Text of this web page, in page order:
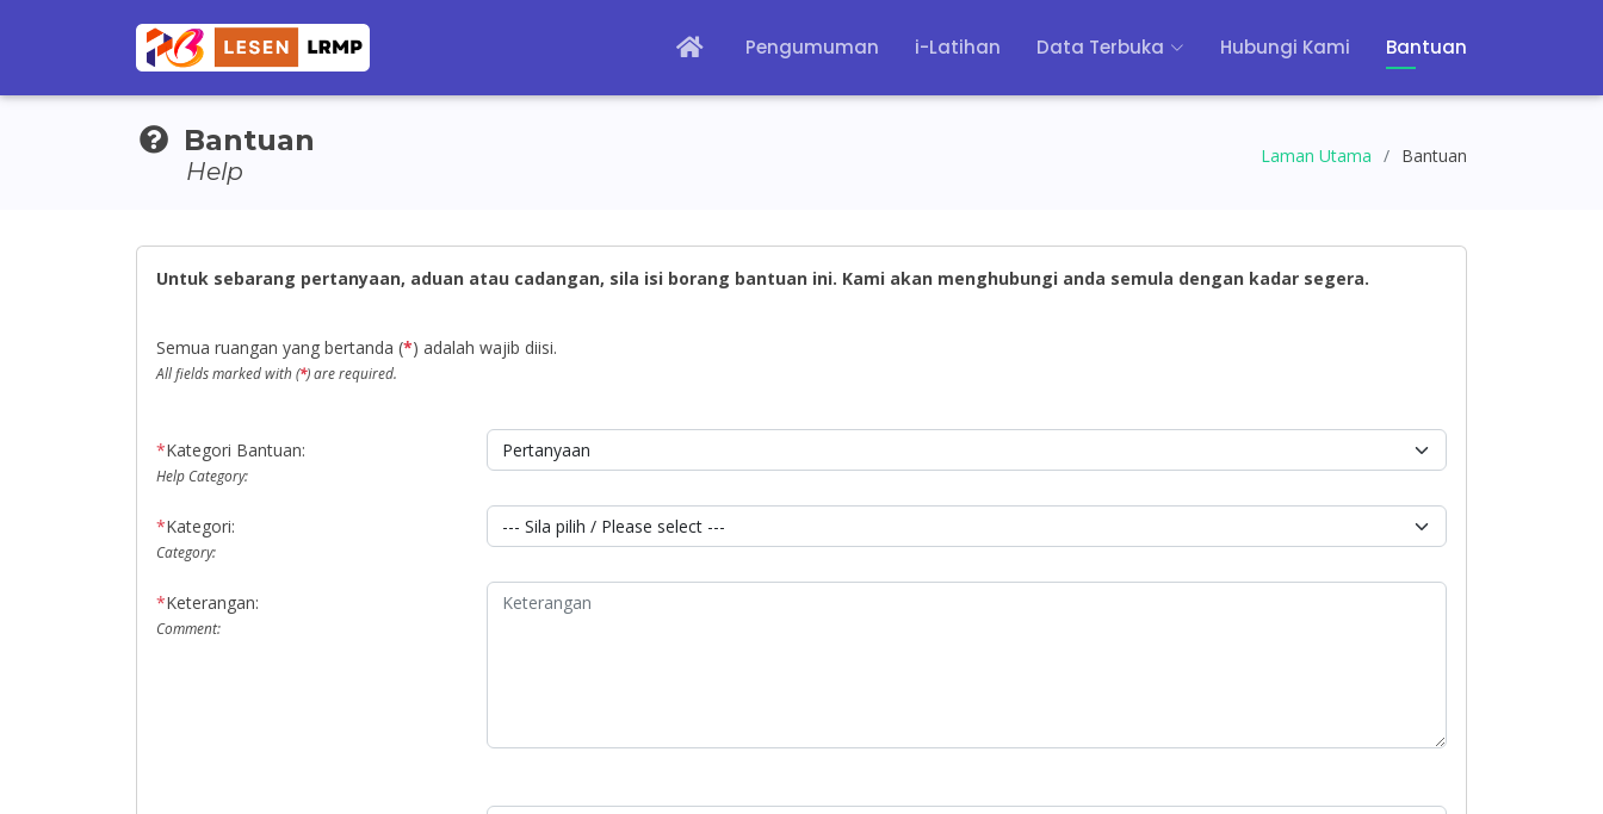
Pengumuman i-Latihan Data Terbuka Hubungi Kami Bantuan
Bantuan
Help
Laman Utama Bantuan
Untuk sebarang pertanyaan, aduan atau cadangan, sila isi borang bantuan ini. Kami akan menghubungi anda semula dengan kadar segera.
Semua ruangan yang bertanda (*) adalah wajib diisi.
All fields marked with (*) are required.
*Kategori Bantuan:
Help Category:
*Kategori:
Category:
*Keterangan:
Comment: